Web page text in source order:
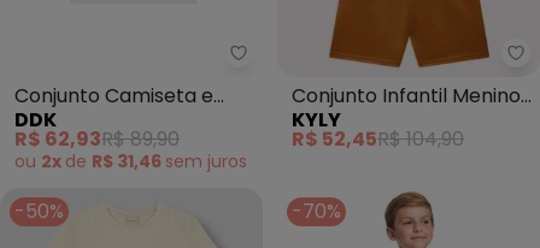
Ddk - Conjunto Camiseta e
Conjunto Camiseta e
Bermuda (Branco)
DDK
R$ 62,93R$ 89,90
ou 2x de R$ 31,46 sem juros
Conjunto Infantil Menino
Kitesurfing (Branco)
KYLY
R$ 52,45R$ 104,90
-50% -70%